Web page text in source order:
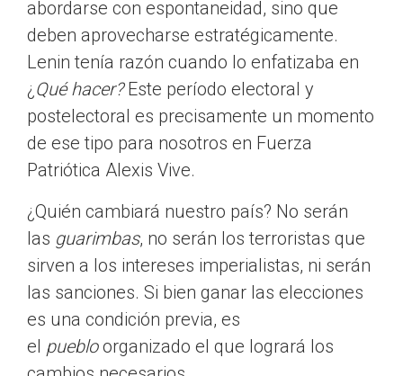
abordarse con espontaneidad, sino que
deben aprovecharse estratégicamente.
Lenin tenía razón cuando lo enfatizaba en
¿ Qué hacer?Este período electoral y
postelectoral es precisamente un momento
de ese tipo para nosotros en Fuerza
Patriótica Alexis Vive.
¿Quién cambiará nuestro país? No serán
las guarimbas, no serán los terroristas que
sirven a los intereses imperialistas, ni serán
las sanciones. Si bien ganar las elecciones
es una condición previa, es
el puebloorganizado el que logrará los